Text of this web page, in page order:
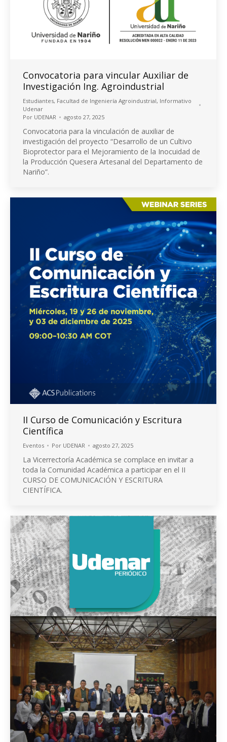
Convocatoria para vincular Auxiliar de
Investigación Ing. Agroindustrial
Estudiantes, Facultad de Ingeniería Agroindustrial, Informativo
Udenar
Por UDENAR agosto 27, 2025
Convocatoria para la vinculación de auxiliar de
investigación del proyecto “Desarrollo de un Cultivo
Bioprotector para el Mejoramiento de la Inocuidad de
la Producción Quesera Artesanal del Departamento de
Nariño”.
II Curso de Comunicación y Escritura
Científica
Eventos Por UDENAR agosto 27, 2025
La Vicerrectoría Académica se complace en invitar a
toda la Comunidad Académica a participar en el II
CURSO DE COMUNICACIÓN Y ESCRITURA
CIENTÍFICA.